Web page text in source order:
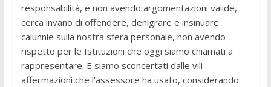
responsabilità, e non avendo argomentazioni valide,
cerca invano di offendere, denigrare e insinuare
calunnie sulla nostra sfera personale, non avendo
rispetto per le Istituzioni che oggi siamo chiamati a
rappresentare. E siamo sconcertati dalle vili
affermazioni che l’assessore ha usato, considerando